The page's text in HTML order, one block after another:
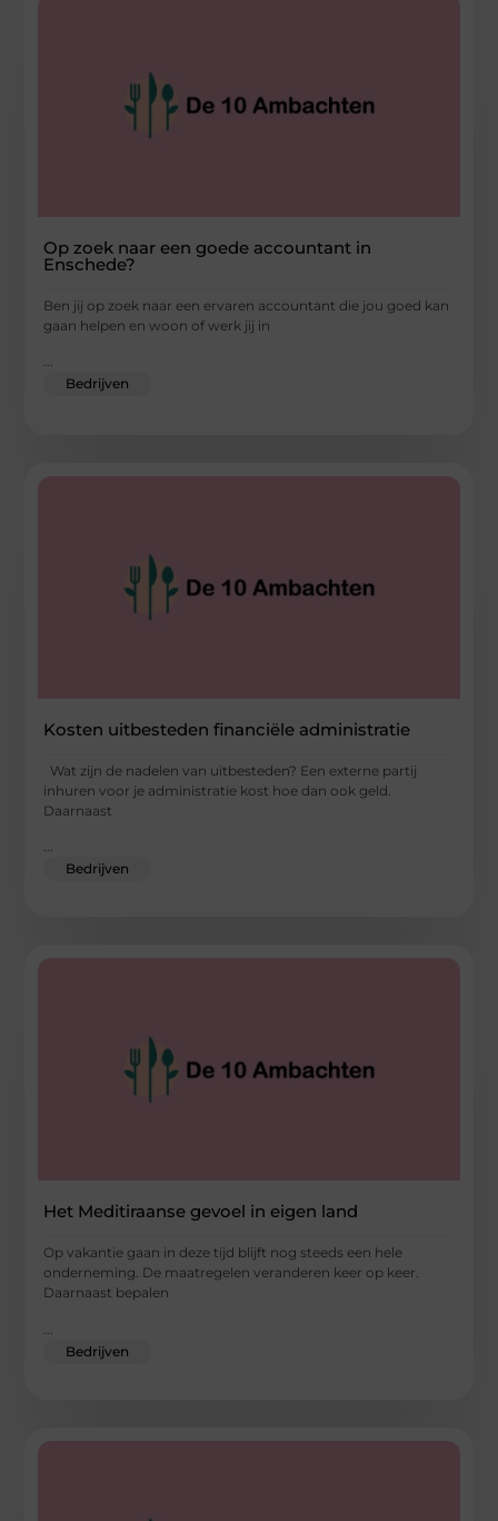
Op zoek naar een goede accountant in
Enschede?
Ben jij op zoek naar een ervaren accountant die jou goed kan
gaan helpen en woon of werk jij in
...
Bedrijven
Kosten uitbesteden financiële administratie
Wat zijn de nadelen van uitbesteden? Een externe partij
inhuren voor je administratie kost hoe dan ook geld.
Daarnaast
...
Bedrijven
Het Meditiraanse gevoel in eigen land
Op vakantie gaan in deze tijd blijft nog steeds een hele
onderneming. De maatregelen veranderen keer op keer.
Daarnaast bepalen
Bedrijven